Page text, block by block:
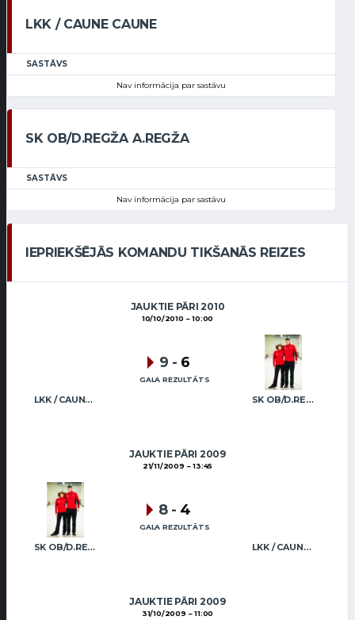
LKK / CAUNE CAUNE
SASTĀVS
Nav informācija par sastāvu
SK OB/D.REGŽA A.REGŽA
SASTĀVS
Nav informācija par sastāvu
IEPRIEKŠĒJĀS KOMANDU TIKŠANĀS REIZES
JAUKTIE PĀRI 2010
10/10/2010 10:00
LKK / CAUNE CAUNE SK OB/D.REGŽA A.REGŽA
9 - 6
GALA REZULTĀTS
JAUKTIE PĀRI 2009
21/11/2009 13:45
SK OB/D.REGŽA A.REGŽA LKK / CAUNE CAUNE
8 - 4
GALA REZULTĀTS
JAUKTIE PĀRI 2009
31/10/2009 11:00